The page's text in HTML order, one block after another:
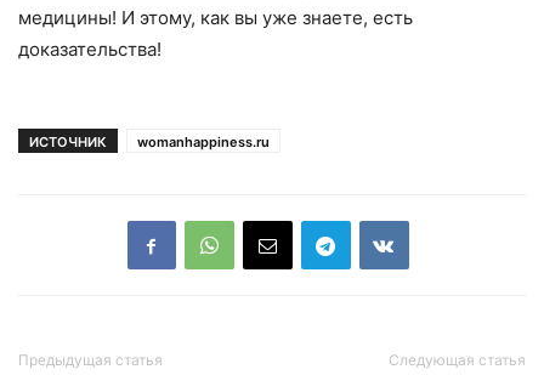
медицины! И этому, как вы уже знаете, есть
доказательства!
ИСТОЧНИК womanhappiness.ru
Предыдущая статья Следующая статья